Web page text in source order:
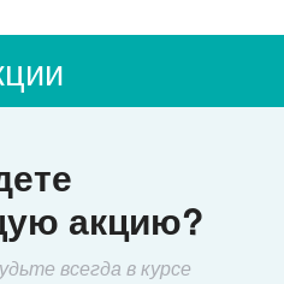
акцию?
всегда в курсе